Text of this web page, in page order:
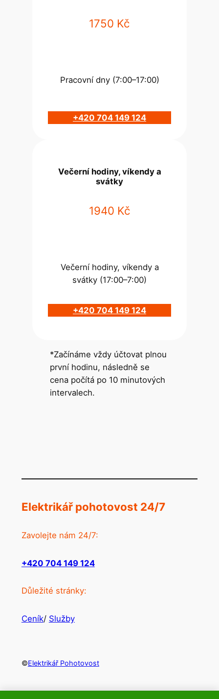
1750 Kč
Pracovní dny (7:00–17:00)
+420 704 149 124
Večerní hodiny, víkendy a
svátky
1940 Kč
Večerní hodiny, víkendy a
svátky (17:00–7:00)
+420 704 149 124
*Začínáme vždy účtovat plnou
první hodinu, následně se
cena počítá po 10 minutových
intervalech.
Elektrikář pohotovost 24/7
Zavolejte nám 24/7:
+420 704 149 124
Důležité stránky:
Ceník/ Služby
©Elektrikář Pohotovost